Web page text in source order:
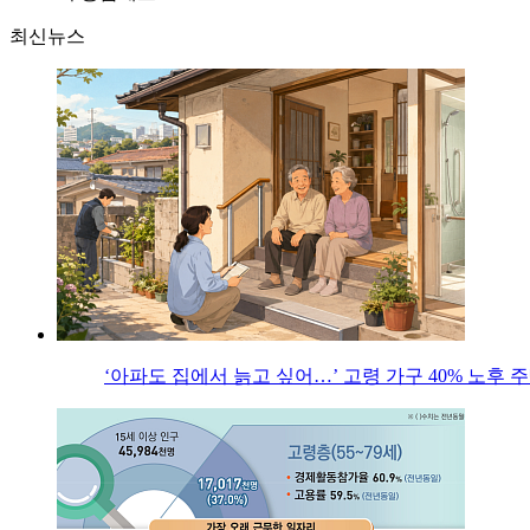
최신뉴스
‘아파도 집에서 늙고 싶어…’ 고령 가구 40% 노후